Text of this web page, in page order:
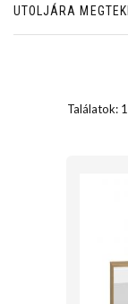
MAGASSÁG
UTOLJÁRA
Találatok: